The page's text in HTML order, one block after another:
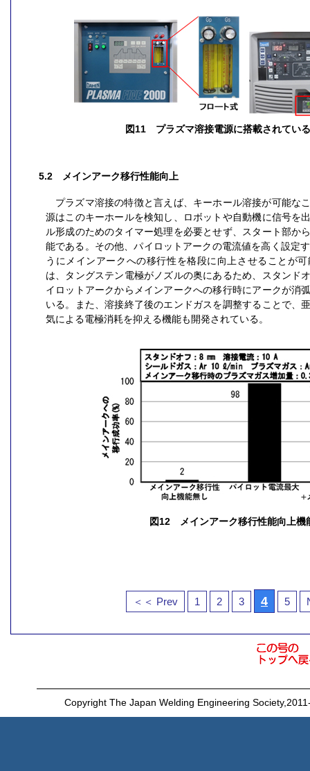
図11 プラズマ溶接電源に搭載されてい
5.2 メインアーク移行性能向上
プラズマ溶接の特徴と言えば、キーホール溶接が可能な
源はこのキーホールを検知し、ロボットや自動機に信号を
ル形成のためのタイマー処理を必要とせず、スタート部か
能である。その他、パイロットアークの電流値を高く設定
うにメインアークへの移行性を格段に向上させることが
は、タングステン電極がノズルの奥にあるため、スタンド
イロットアークからメインアークへの移行時にアークが消
いる。また、溶接終了後のエンドガスを調整することで、
気による電極消耗を抑える機能も開発されている。
図12 メインアーク移行性能向上機
＜＜ Prev 1 2 3 4 5
Copyright The Japan Welding Engineering